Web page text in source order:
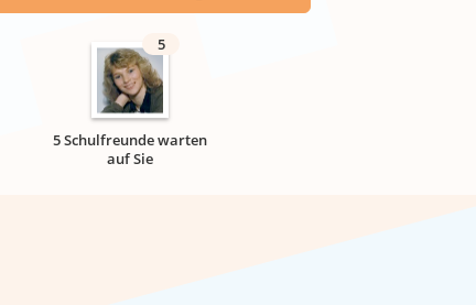
5
5 Schulfreunde warten
auf Sie